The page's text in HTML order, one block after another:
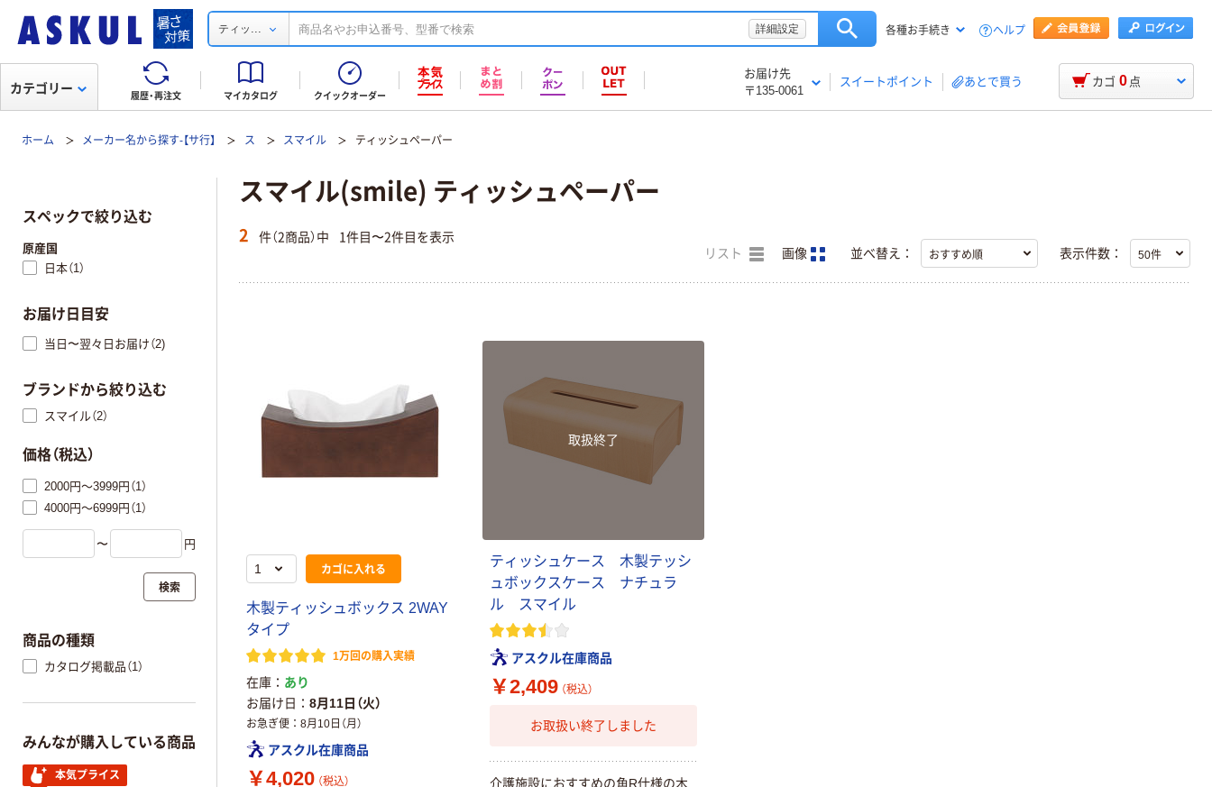
ティッ ... 詳細設定 各種お手続き ヘルプ
履歴・再注文 マイカタログ クイックオーダー
お届け先
〒135-0061
スイートポイント あとで買う
カテゴリー カゴ 0 点
ホーム メーカー名から探す-【サ行】 ス スマイル ティッシュペーパー
スマイル(smile) ティッシュペーパー
2 件（2商品）中 1件目〜2件目を表示
リスト 画像 並べ替え： 表示件数：
カゴに入れる
木製ティッシュボックス 2WAY
タイプ
1万回の購入実績
在庫
あり
お届け日
8月11日（火）
お急ぎ便 8月10日（月）
アスクル在庫商品
￥4,020 （税込）
取扱終了
ティッシュケース 木製テッシ
ュボックスケース ナチュラ
ル スマイル
アスクル在庫商品
￥2,409 （税込）
お取扱い終了しました
介護施設におすすめの角R仕様の木
スペックで絞り込む
原産国
日本（1）
お届け日目安
当日〜翌々日お届け（2)
ブランドから絞り込む
スマイル（2）
価格（税込）
2000円～3999円（1）
4000円～6999円（1）
〜 円
検索
商品の種類
カタログ掲載品（1）
みんなが購入している商品
本気プライス